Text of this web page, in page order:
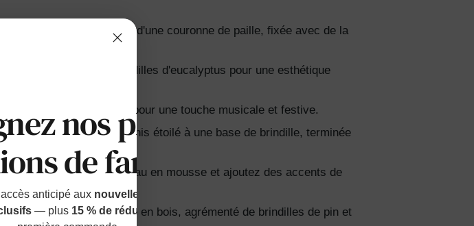
de Noël restantes autour d'une couronne de paille, fixée avec de la
en ajoutant des brindilles d'eucalyptus pour une esthétique
rouges et argentés pour une touche musicale et festive.
séchées et de l'anis étoilé à une base de brindille, terminée
les sur un anneau en mousse et ajoutez des accents de
autour d'un cadre en bois, agrémenté de brindilles de pin et
nos plus de
de familles
anticipé aux nouvelles sorties et
— plus 15 % de réductionsur votre